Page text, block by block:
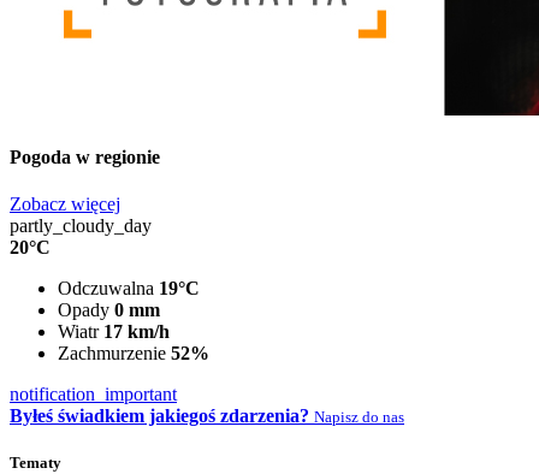
Pogoda w regionie
Zobacz więcej
partly_cloudy_day
20°C
Odczuwalna 19°C
Opady 0 mm
Wiatr 17 km/h
Zachmurzenie 52%
notification_important
Byłeś świadkiem jakiegoś zdarzenia? Napisz do nas
Tematy